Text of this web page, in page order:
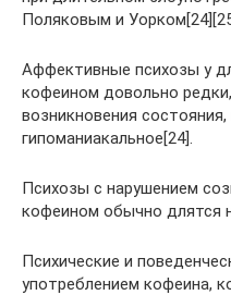
Поляковым и
Аффективные психозы у
кофеином довольно
возникновения
гипоманиакальное[24].
Психозы с нарушением
кофеином обычно длятся
Психические и
употреблением кофеина,